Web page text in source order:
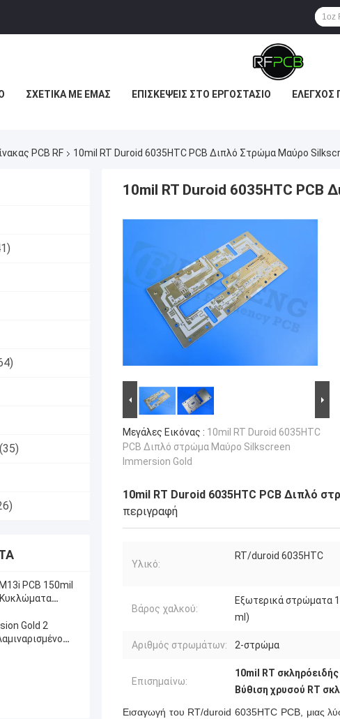
ΣΧΕΤΙΚΆ ΜΕ ΕΜΆΣ ΕΠΙΣΚΈΨΕΙΣ ΣΤΟ ΕΡΓΟΣΤΆΣΙΟ ΈΛΕΓΧΟΣ
PCB RF 10mil RT Duroid 6035HTC PCB Διπλό Στρώμα Μαύρο
(35)
PCB 150mil
Gold 2
10mil RT Duroid 6035HTC
Μεγάλες Εικόνας : 10mil RT Duroid 6035HTC
PCB Διπλό στρώμα Μαύρο Silkscreen
Immersion Gold
10mil RT Duroid 6035HTC PCB Διπλό
περιγραφή
Υλικό:
RT/duroid 6035HTC
Βάρος χαλκού:
Εξωτερικά στρώματα
ml)
Αριθμός στρωμάτων: 2-στρώμα
Επισημαίνω:
10mil RT
Βύθιση χρυσού RT
Εισαγωγή του RT/duroid 6035HTC PCB, μιας